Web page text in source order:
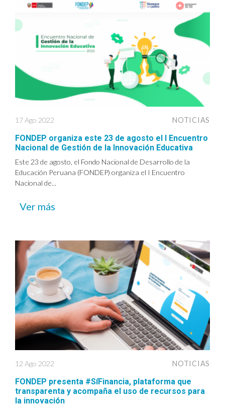
17 Ago 2022 NOTICIAS
FONDEP organiza este 23 de agosto el I Encuentro
Nacional de Gestión de la Innovación Educativa
Este 23 de agosto, el Fondo Nacional de Desarrollo de la
Educación Peruana (FONDEP) organiza el I Encuentro
Nacional de...
Ver más
12 Ago 2022 NOTICIAS
FONDEP presenta #SíFinancia, plataforma que
transparenta y acompaña el uso de recursos para
la innovación